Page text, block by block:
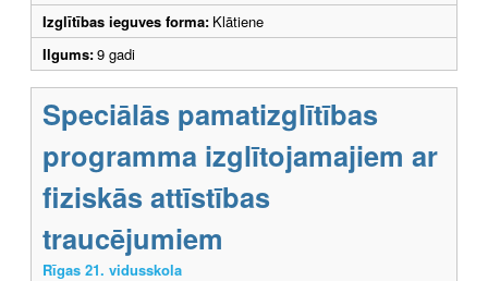
Izglītības ieguves forma: Klātiene
Ilgums:9 gadi
Speciālās pamatizglītības
programma izglītojamajiem ar
fiziskās attīstības
traucējumiem
Rīgas 21. vidusskola